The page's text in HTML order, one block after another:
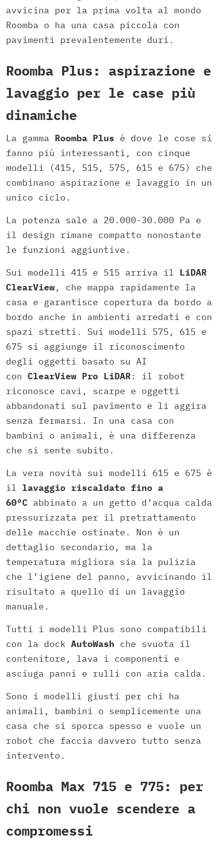
avvicina per la prima volta al mondo
Roomba o ha una casa piccola con
pavimenti prevalentemente duri.
Roomba Plus: aspirazione e
lavaggio per le case più
dinamiche
La gamma Roomba Plus è dove le cose si
fanno più interessanti, con cinque
modelli (415, 515, 575, 615 e 675) che
combinano aspirazione e lavaggio in un
unico ciclo.
La potenza sale a 20.000-30.000 Pa e
il design rimane compatto nonostante
le funzioni aggiuntive.
Sui modelli 415 e 515 arriva il LiDAR
ClearView, che mappa rapidamente la
casa e garantisce copertura da bordo a
bordo anche in ambienti arredati e con
spazi stretti. Sui modelli 575, 615 e
675 si aggiunge il riconoscimento
degli oggetti basato su AI
con ClearView Pro LiDAR: il robot
riconosce cavi, scarpe e oggetti
abbandonati sul pavimento e li aggira
senza fermarsi. In una casa con
bambini o animali, è una differenza
che si sente subito.
La vera novità sui modelli 615 e 675 è
il lavaggio riscaldato fino a
60°C abbinato a un getto d’acqua calda
pressurizzata per il pretrattamento
delle macchie ostinate. Non è un
dettaglio secondario, ma la
temperatura migliora sia la pulizia
che l’igiene del panno, avvicinando il
risultato a quello di un lavaggio
manuale.
Tutti i modelli Plus sono compatibili
con la dock AutoWash che svuota il
contenitore, lava i componenti e
asciuga panni e rulli con aria calda.
Sono i modelli giusti per chi ha
animali, bambini o semplicemente una
casa che si sporca spesso e vuole un
robot che faccia davvero tutto senza
intervento.
Roomba Max 715 e 775: per
chi non vuole scendere a
compromessi